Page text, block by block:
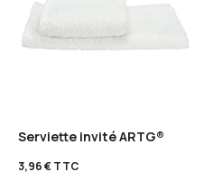
Serviette invité ARTG®
3,96€TTC